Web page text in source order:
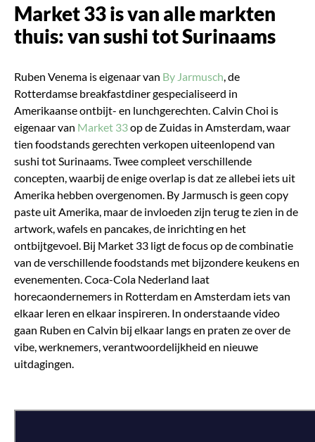
Market 33 is van alle markten
thuis: van sushi tot Surinaams
Ruben Venema is eigenaar van By Jarmusch, de
Rotterdamse breakfastdiner gespecialiseerd in
Amerikaanse ontbijt- en lunchgerechten. Calvin Choi is
eigenaar van Market 33op de Zuidas in Amsterdam, waar
tien foodstands gerechten verkopen uiteenlopend van
sushi tot Surinaams. Twee compleet verschillende
concepten, waarbij de enige overlap is dat ze allebei iets uit
Amerika hebben overgenomen. By Jarmusch is geen copy
paste uit Amerika, maar de invloeden zijn terug te zien in de
artwork, wafels en pancakes, de inrichting en het
ontbijtgevoel. Bij Market 33 ligt de focus op de combinatie
van de verschillende foodstands met bijzondere keukens en
evenementen.Coca-Cola Nederland laat
horecaondernemers in Rotterdam en Amsterdam iets van
elkaar leren en elkaar inspireren. In onderstaande video
gaan Ruben en Calvin bij elkaar langs en praten ze over de
vibe, werknemers, verantwoordelijkheid en nieuwe
uitdagingen.